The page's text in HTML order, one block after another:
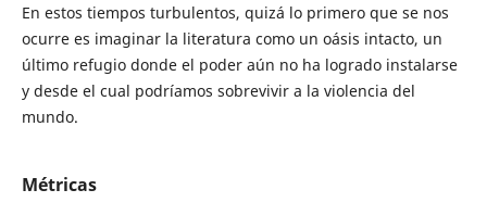
En estos tiempos turbulentos, quizá lo primero que se nos
ocurre es imaginar la literatura como un oásis intacto, un
último refugio donde el poder aún no ha logrado instalarse
y desde el cual podríamos sobrevivir a la violencia del
mundo.
Métricas